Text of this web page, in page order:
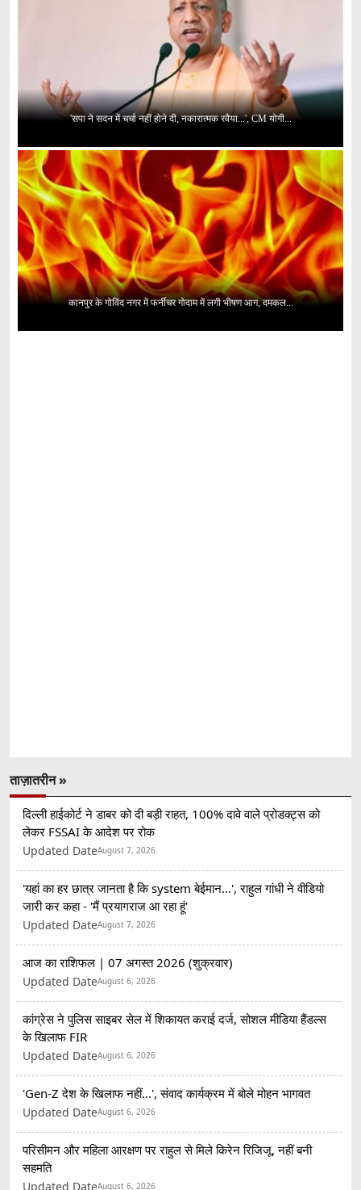
'सपा ने सदन में चर्चा नहीं होने दी, नकारात्मक रवैया...', CM योगी...
कानपुर के गोविंद नगर में फर्नीचर गोदाम में लगी भीषण आग, दमकल...
ताज़ातरीन »
दिल्ली हाईकोर्ट ने डाबर को दी बड़ी राहत, 100% दावे वाले प्रोडक्ट्स को
लेकर FSSAI के आदेश पर रोक
Updated DateAugust 7, 2026
'यहां का हर छात्र जानता है कि system बेईमान...', राहुल गांधी ने वीडियो
जारी कर कहा - 'मैं प्रयागराज आ रहा हूं'
Updated DateAugust 7, 2026
आज का राशिफल | 07 अगस्त 2026 (शुक्रवार)
Updated DateAugust 6, 2026
कांग्रेस ने पुलिस साइबर सेल में शिकायत कराई दर्ज, सोशल मीडिया हैंडल्स
के खिलाफ FIR
Updated DateAugust 6, 2026
'Gen-Z देश के खिलाफ नहीं...', संवाद कार्यक्रम में बोले मोहन भागवत
Updated DateAugust 6, 2026
परिसीमन और महिला आरक्षण पर राहुल से मिले किरेन रिजिजू, नहीं बनी
सहमति
Updated DateAugust 6, 2026